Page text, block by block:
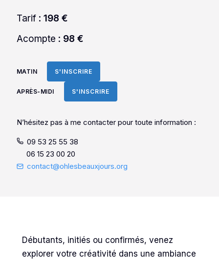
Tarif : 198 €
Acompte : 98 €
MATIN S'INSCRIRE
APRÈS-MIDI S'INSCRIRE
N’hésitez pas à me contacter pour toute information :
09 53 25 55 38
06 15 23 00 20
contact@ohlesbeauxjours.org
Débutants, initiés ou confirmés, venez
explorer votre créativité dans une ambiance